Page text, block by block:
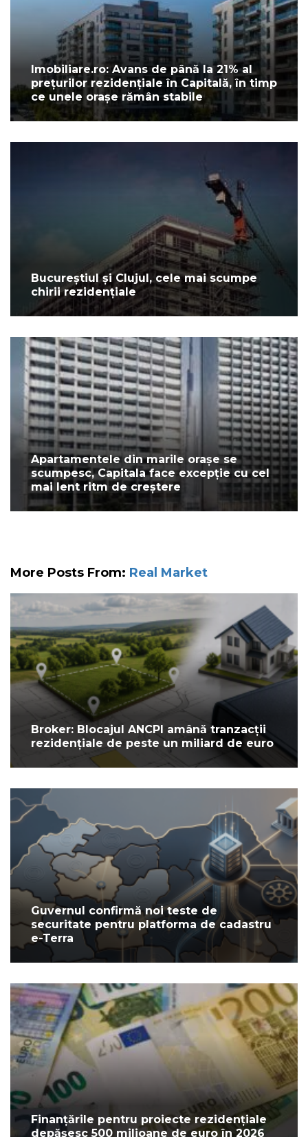
Imobiliare.ro: Avans de până la 21% al
prețurilor rezidențiale în Capitală, în timp
ce unele orașe rămân stabile
Bucureștiul și Clujul, cele mai scumpe
chirii rezidențiale
Apartamentele din marile orașe se
scumpesc, Capitala face excepție cu cel
mai lent ritm de creștere
More Posts From: Real Market
Broker: Blocajul ANCPI amână tranzacții
rezidențiale de peste un miliard de euro
Guvernul confirmă noi teste de
securitate pentru platforma de cadastru
e-Terra
Finanțările pentru proiecte rezidențiale
depășesc 500 milioane de euro în 2026